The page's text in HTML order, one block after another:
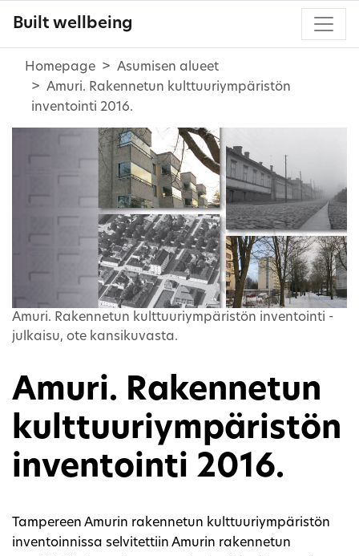
Built wellbeing
Homepage
Asumisen alueet
Amuri. Rakennetun kulttuuriympäristön
inventointi 2016.
Amuri. Rakennetun kulttuuriympäristön inventointi -
julkaisu, ote kansikuvasta.
Amuri. Rakennetun
kulttuuriympäristön
inventointi 2016.
Tampereen Amurin rakennetun kulttuuriympäristön
inventoinnissa selvitettiin Amurin rakennetun